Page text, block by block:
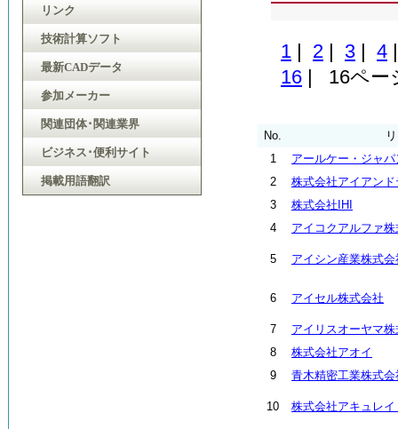
1 | 2 | 3 | 4
16 | 16ペー
No.
1
アールケー・ジャ
2
株式会社アイアンド
3
株式会社IHI
4
アイコクアルファ
5 アイシン産業株式会
6 アイセル株式会社
7
アイリスオーヤマ
8
株式会社アオイ
9
青木精密工業株式会
10 株式会社アキュレイ
リンク
技術計算ソフト
最新CADデータ
参加メーカー
関連団体･関連業界
ビジネス･便利サイト
掲載用語翻訳